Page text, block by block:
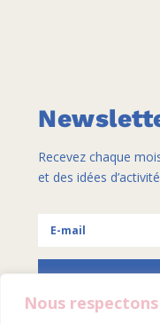
Nous
Recevez chaque
et des idées